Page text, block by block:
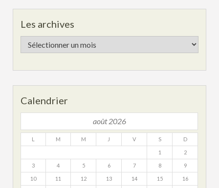
Les archives
Les
archives
Calendrier
août 2026
L M M J V S D
1 2
3 4 5 6 7 8 9
10 11 12 13 14 15 16